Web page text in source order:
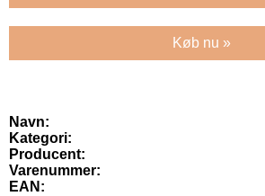
Køb nu »
Navn:
Kategori:
Producent:
Varenummer:
EAN: